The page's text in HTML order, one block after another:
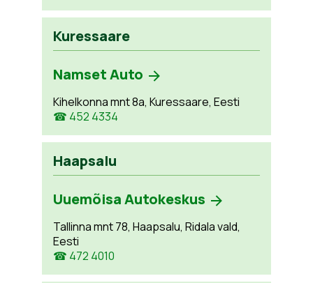
Kuressaare
Namset Auto
Kihelkonna mnt 8a, Kuressaare, Eesti
☎ 452 4334
Haapsalu
Uuemõisa Autokeskus
Tallinna mnt 78, Haapsalu, Ridala vald,
Eesti
☎ 472 4010